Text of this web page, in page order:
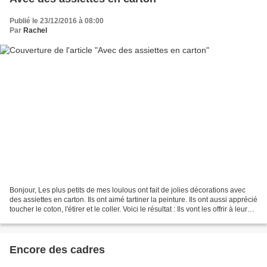
Publié le 23/12/2016 à 08:00
Par Rachel
Bonjour, Les plus petits de mes loulous ont fait de jolies décorations avec
des assiettes en carton. Ils ont aimé tartiner la peinture. Ils ont aussi apprécié
toucher le coton, l'étirer et le coller. Voici le résultat : Ils vont les offrir à leurs
Encore des cadres